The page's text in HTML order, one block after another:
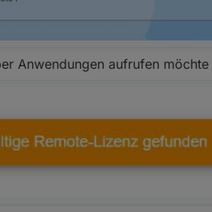
Anwendungen aufrufen